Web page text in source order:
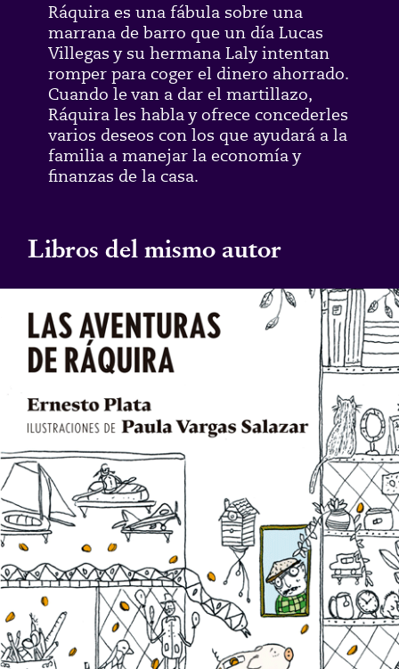
Ráquira es una fábula sobre una
marrana de barro que un día Lucas
Villegas y su hermana Laly intentan
romper para coger el dinero ahorrado.
Cuando le van a dar el martillazo,
Ráquira les habla y ofrece concederles
varios deseos con los que ayudará a la
familia a manejar la economía y
finanzas de la casa.
Libros del mismo autor